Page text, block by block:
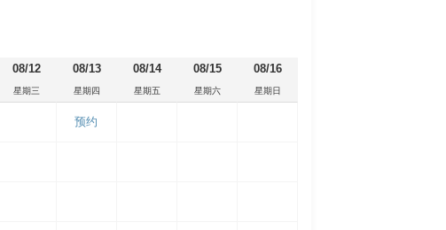
08/12
星期三
08/13
星期四
08/14
星期五
08/15
星期六
08/16
星期日
预约